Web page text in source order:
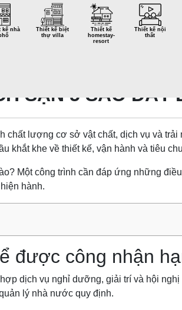
kế nhà
Thiết kế biệt
thự villa
Thiết kế
homestay-
resort
Thiết kế nội
thất
SẠN 5 SAO ĐẦY
lượng cơ sở vật chất, dịch vụ và trải
khắt khe về thiết kế, vận hành và tiêu
Một công trình cần đáp ứng những
hành.
được công nhận
dịch vụ nghỉ dưỡng, giải trí và hội
lý nhà nước quy định.